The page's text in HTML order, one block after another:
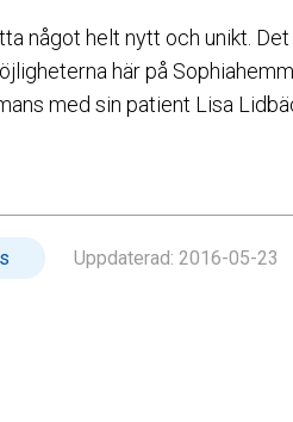
något helt nytt och unikt.
här på
med sin patient Lisa
Uppdaterad: 2016-05-23